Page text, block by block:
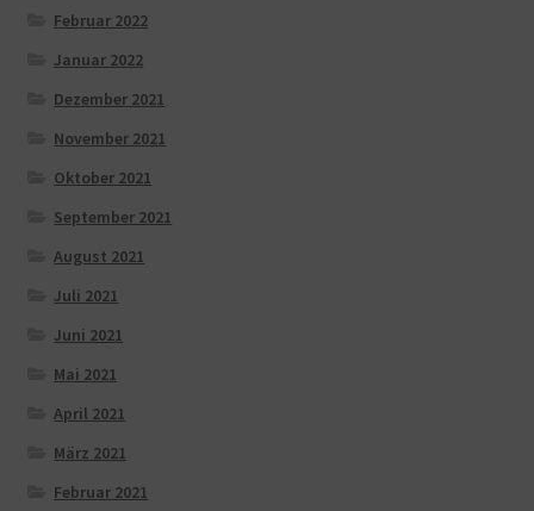
Februar 2022
Januar 2022
Dezember 2021
November 2021
Oktober 2021
September 2021
August 2021
Juli 2021
Juni 2021
Mai 2021
April 2021
März 2021
Februar 2021